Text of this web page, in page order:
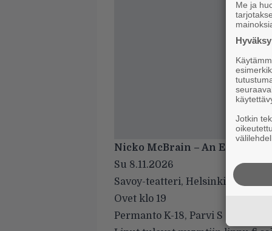
Nicko McBrain – An Evening
Su 8.11.2026
Savoy-teatteri, Helsinki
Ovet klo 19
Permanto K-18, Parvi S
Me ja
Jotkin